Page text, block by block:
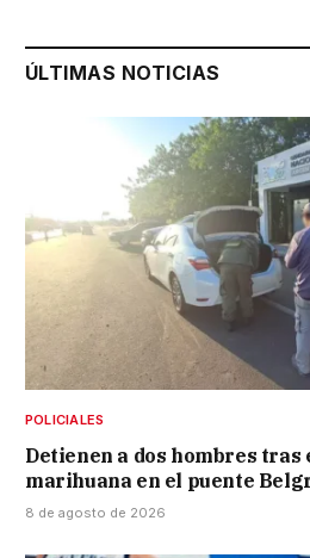
ÚLTIMAS NOTICIAS
POLICIALES
Detienen a dos hombres tras
marihuana en el puente
8 de agosto de 2026